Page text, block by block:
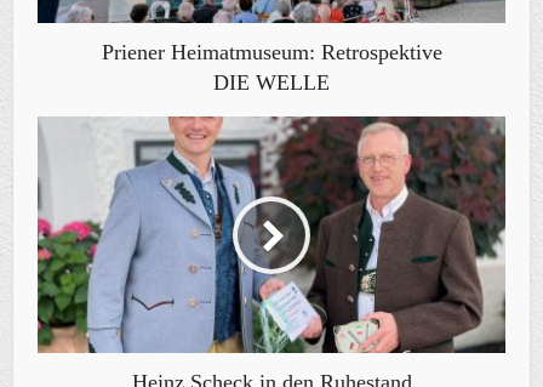
Priener Heimatmuseum: Retrospektive
DIE WELLE